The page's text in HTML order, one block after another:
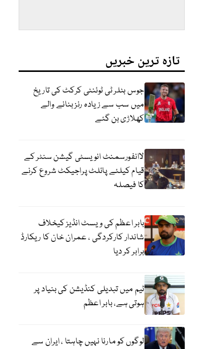
تازہ ترین خبریں
جوس بٹلر ٹی ٹوئنٹی کرکٹ کی تاریخ
میں سب سے زیادہ رنز بنانے والے
کھلاڑی بن گئے
لاانفورسمنٹ انویسٹی گیشن سنٹر کے
قیام کیلئے پائلٹ پراجیکٹ شروع کرنے
کا فیصلہ
بابر اعظم کی ویسٹ انڈیز کیخلاف
شاندار کارکردگی ، عمران خان کا ریکارڈ
برابر کر دیا
ٹیم میں تبدیلی کنڈیشن کی بنیاد پر
ہوتی ہے، بابر اعظم
لوگوں کو مارنا نہیں چاہتا ، ایران سے